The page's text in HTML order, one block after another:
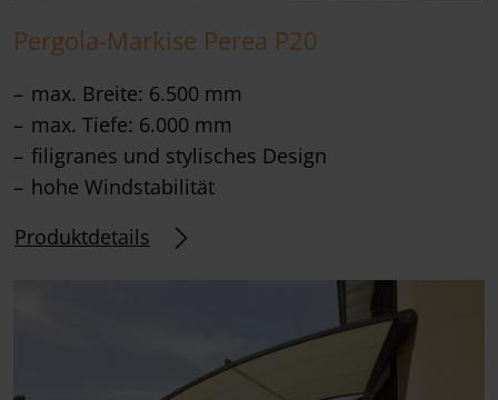
Pergola-Markise Perea P20
max. Breite: 6.500 mm
max. Tiefe: 6.000 mm
filigranes und stylisches Design
hohe Windstabilität
Produktdetails